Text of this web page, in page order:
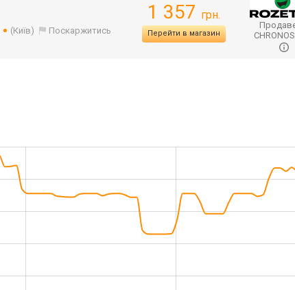
(Київ) Поскаржитись
1 357 грн.
Перейти в магазин